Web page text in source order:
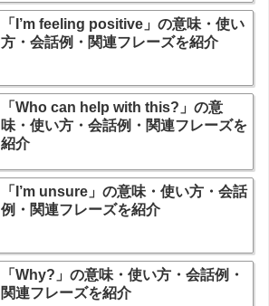
「I’m feeling positive」の意味・使い
方・会話例・関連フレーズを紹介
「Who can help with this?」の意
味・使い方・会話例・関連フレーズを
紹介
「I’m unsure」の意味・使い方・会話
例・関連フレーズを紹介
「Why?」の意味・使い方・会話例・
関連フレーズを紹介